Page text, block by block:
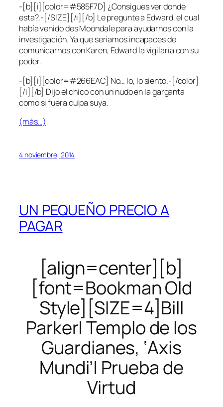
-[b][i][color=#585F7D] ¿Consigues ver donde
esta?.-[/SIZE][/i][/b] Le pregunte a Edward, el cual
había venido des Moondale para ayudarnos con la
investigación. Ya que seriamos incapaces de
comunicarnos con Karen, Edward la vigilaría con su
poder.
-[b][i][color=#266EAC] No… lo, lo siento.-[/color]
[/i][/b] Dijo el chico con un nudo en la garganta
como si fuera culpa suya.
(más…)
4 noviembre, 2014
UN PEQUEÑO PRECIO A
PAGAR
[align=center][b]
[font=Bookman Old
Style][SIZE=4]Bill
Parker| Templo de los
Guardianes, ‘Axis
Mundi’| Prueba de
Virtud